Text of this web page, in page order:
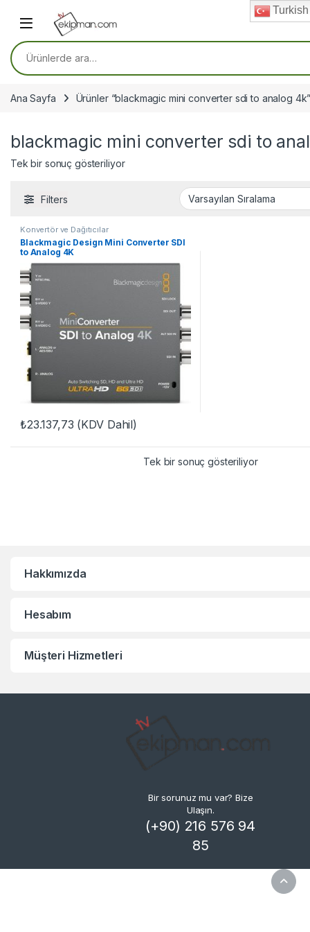
Ara:
Ana Sayfa Ürünler “blackmagic mini converter sdi to analog
blackmagic mini converter sdi to
Tek bir sonuç gösteriliyor
Filters
Konvertör ve Dağıtıcılar
Blackmagic Design Mini Converter SDI
to Analog 4K
₺23.137,73 (KDV Dahil)
Tek bir sonuç gösteriliyor
Hakkımızda
Hesabım
Müşteri Hizmetleri
Bir sorunuz mu var? Bize
Ulaşın.
(+90) 216 576 94
85
Turkish